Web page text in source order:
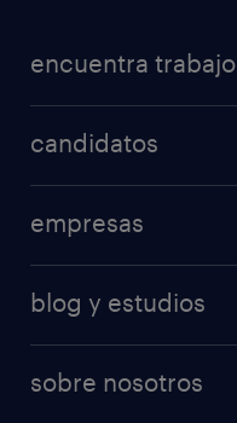
encuentra trabajo
candidatos
empresas
blog y estudios
sobre nosotros